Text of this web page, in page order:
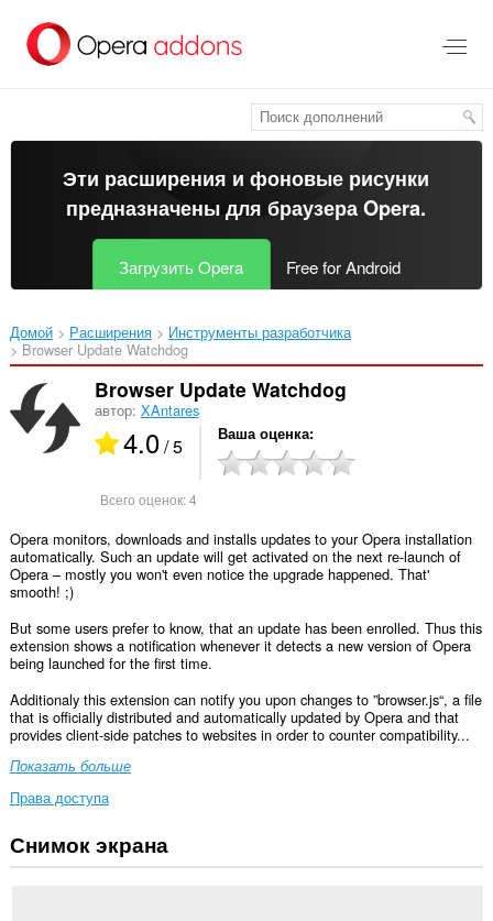
перейти
Эти расширения и фоновые рисунки
предназначены длябраузера Opera.
Загрузить Opera Free for Android
Домой Расширения
Инструменты разработчика
Browser Update Watchdog‎
Browser Update Watchdog
автор: XAntares
4.0/ 5 Ваша оценка
Всего оценок:4
Opera monitors, downloads and installs updates to your Opera installation
automatically. Such an update will get activated on the next re-launch of
Opera – mostly you won't even notice the upgrade happened. That'
smooth! ;)
But some users prefer to know, that an update has been enrolled. Thus this
extension shows a notification whenever it detects a new version of Opera
being launched for the first time.
Additionaly this extension can notify you upon changes to ”browser.js“, a file
that is officially distributed and automatically updated by Opera and that
provides client-side patches to websites in order to counter compatibility...
Показать больше
Права доступа
This
extension
Снимок экрана